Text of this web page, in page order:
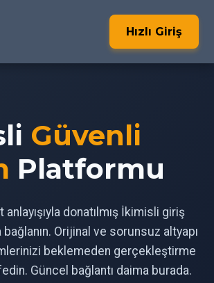
Hızlı Giriş
Güvenli
Platformu
anlayışıyla donatılmış İkimisli giriş
bağlanın. Orijinal ve sorunsuz altyapı
beklemeden gerçekleştirme
Güncel bağlantı daima burada.